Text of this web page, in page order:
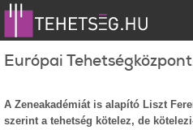
Európai
A Zeneakadémiát is alapító Liszt
szerint a tehetség kötelez, de